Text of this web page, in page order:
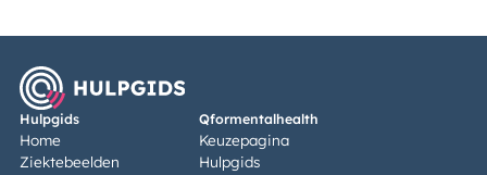
Hulpgids
Home
Ziektebeelden
Qformentalhealth
Keuzepagina
Hulpgids